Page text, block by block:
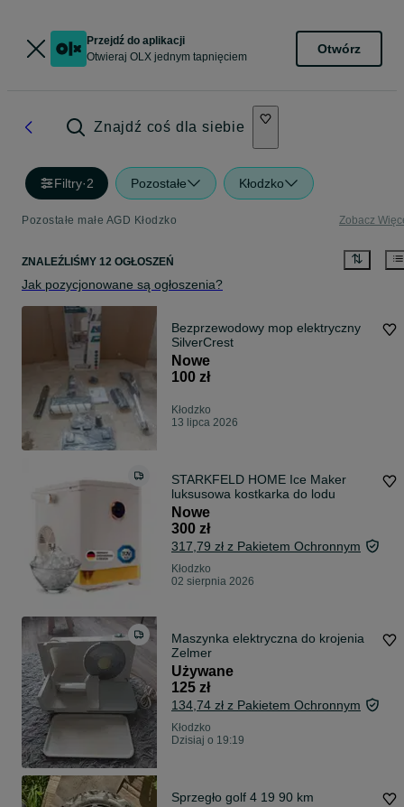
Przejdź do aplikacji
Otwieraj OLX jednym tapnięciem
Otwórz
Znajdź coś dla siebie
Filtry·2 Pozostałe Kłodzko
Pozostałe małe AGD Kłodzko Zobacz
ZNALEŹLIŚMY 12 OGŁOSZEŃ
Jak pozycjonowane są ogłoszenia?
Bezprzewodowy mop elektryczny
SilverCrest
Nowe
100 zł
Kłodzko
13 lipca 2026
STARKFELD HOME Ice Maker
luksusowa kostkarka do lodu
Nowe
300 zł
317,79 zł z Pakietem Ochronnym
Kłodzko
02 sierpnia 2026
Maszynka elektryczna do krojenia
Zelmer
Używane
125 zł
134,74 zł z Pakietem Ochronnym
Kłodzko
Dzisiaj o 19:19
Sprzegło golf 4 19 90 km